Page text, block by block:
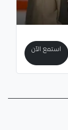
استمع الآن